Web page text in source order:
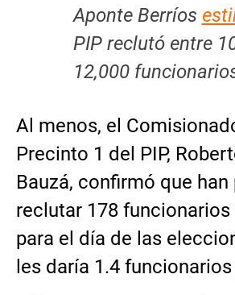
Aponte Berríos
PIP reclutó entre
12,000
Al menos, el
Precinto 1 del PIP,
Bauzá, confirmó que
reclutar 178
para el día de las
les daría 1.4